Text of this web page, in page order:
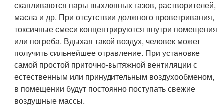
скапливаются пары выхлопных газов, растворителей,
масла и др. При отсутствии должного проветривания,
токсичные смеси концентрируются внутри помещения
или погреба. Вдыхая такой воздух, человек может
получить сильнейшее отравление. При установке
самой простой приточно-вытяжной вентиляции с
естественным или принудительным воздухообменом,
в помещении будут постоянно поступать свежие
воздушные массы.